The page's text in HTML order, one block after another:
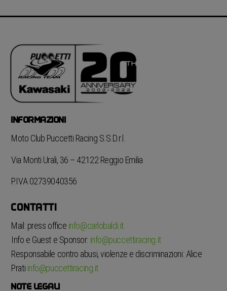
INFORMAZIONI
Moto Club Puccetti Racing S.S.D.r.l.
Via Monti Urali, 36 – 42122 Reggio Emilia
P.IVA 02739040356
CONTATTI
Mail: press office info@carlobaldi.it
Info e Guest e Sponsor: info@puccettiracing.it
Responsabile contro abusi, violenze e discriminazioni: Alice
Prati info@puccettiracing.it
NOTE LEGALI